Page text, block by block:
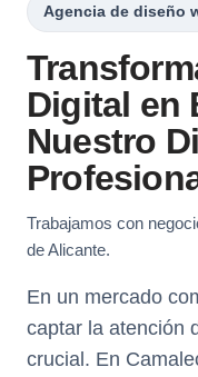
Agencia de diseño
Digital en
Nuestro
Trabajamos con
de Alicante.
En un mercado
captar la atención
crucial. En